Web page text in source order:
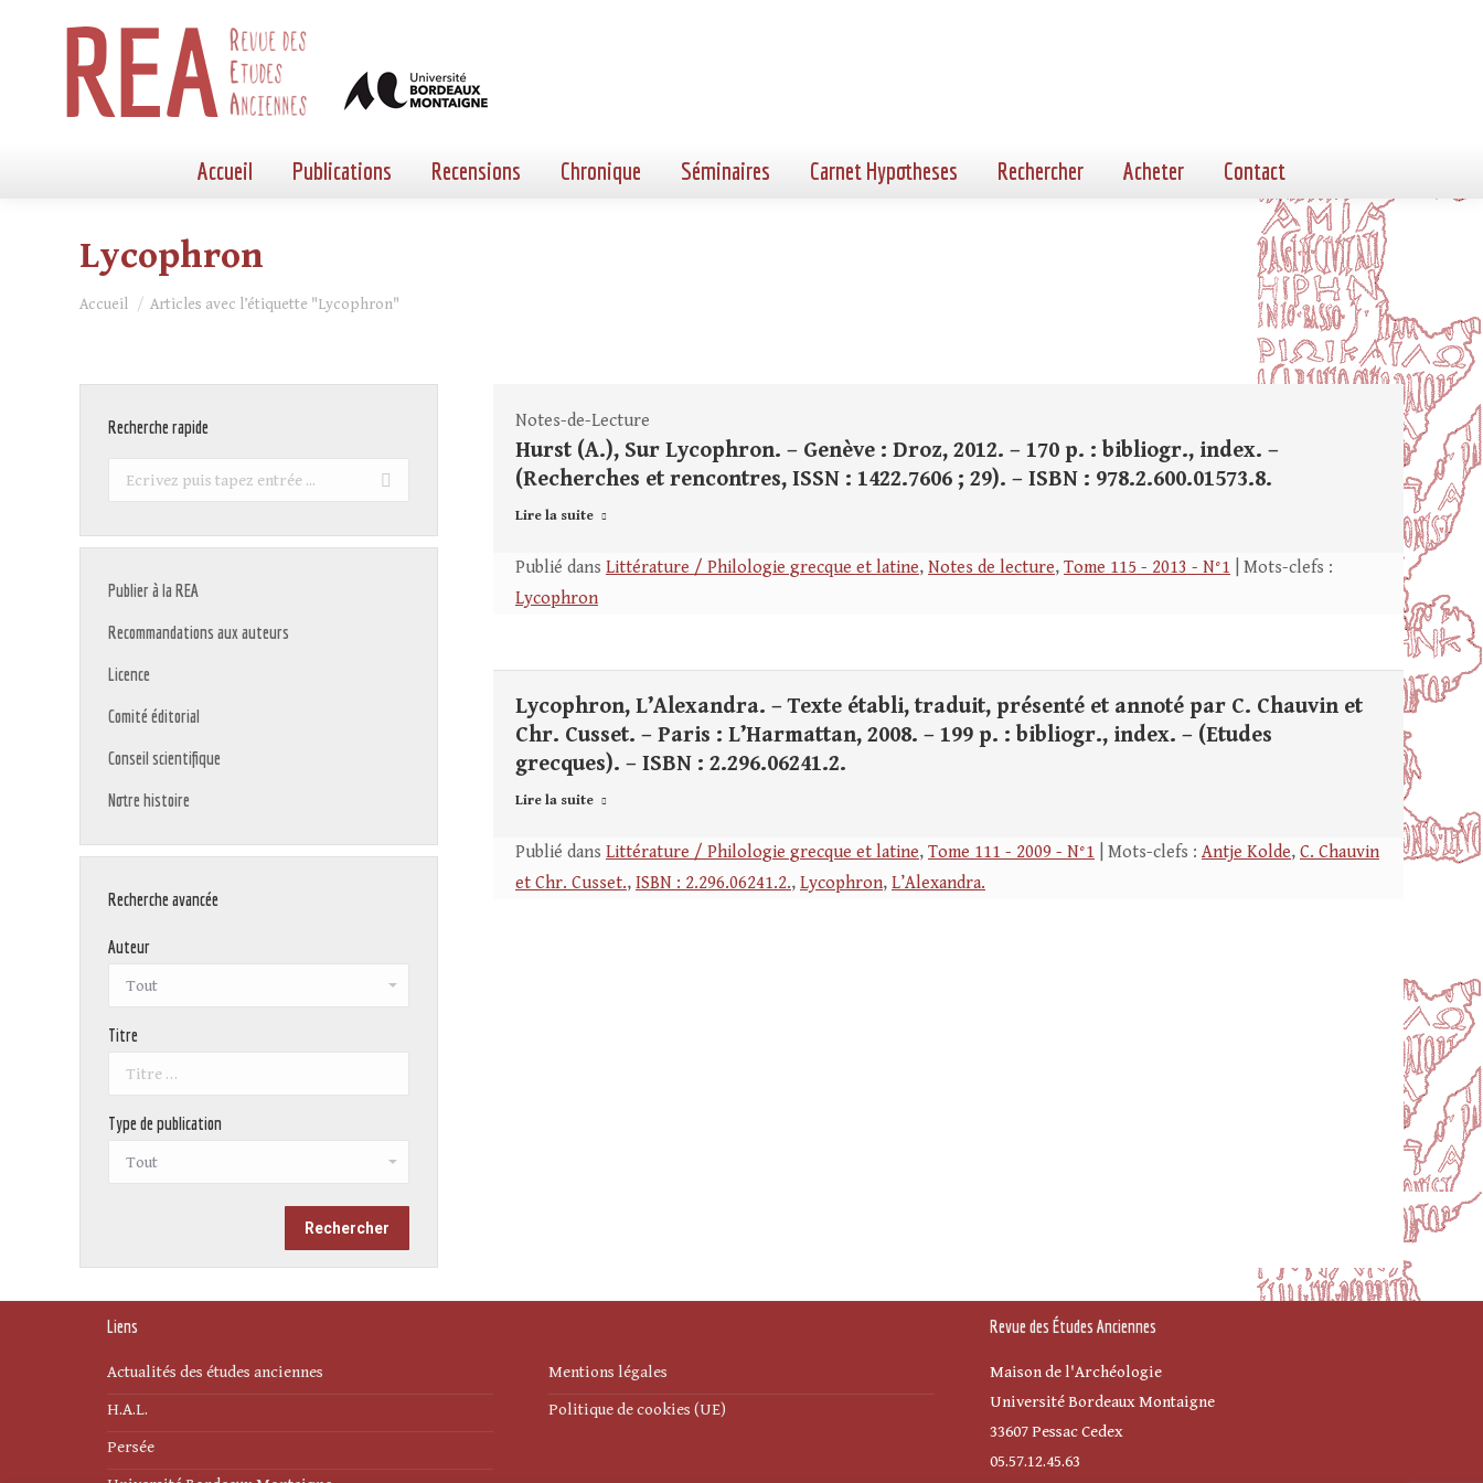
Accueil Publications Recensions Chronique Séminaires Carnet Hypotheses Rechercher Acheter Contact
Lycophron
Vous êtes ici :
Accueil Articles avec l’étiquette "Lycophron"
Notes-de-Lecture
Hurst (A.), Sur Lycophron. – Genève : Droz, 2012. – 170 p. : bibliogr., index. –
(Recherches et rencontres, ISSN : 1422.7606 ; 29). – ISBN : 978.2.600.01573.8.
Lire la suite
Publié dans Littérature / Philologie grecque et latine, Notes de lecture, Tome 115 - 2013 - N°1 | Mots-clefs :
Lycophron
Lycophron, L’Alexandra. – Texte établi, traduit, présenté et annoté par C. Chauvin et
Chr. Cusset. – Paris : L’Harmattan, 2008. – 199 p. : bibliogr., index. – (Etudes
grecques). – ISBN : 2.296.06241.2.
Lire la suite
Publié dans Littérature / Philologie grecque et latine, Tome 111 - 2009 - N°1 | Mots-clefs : Antje Kolde, C. Chauvin
et Chr. Cusset., ISBN : 2.296.06241.2., Lycophron, L’Alexandra.
Recherche rapide
Recherche
Publier à la REA
Recommandations aux auteurs
Licence
Comité éditorial
Conseil scientifique
Notre histoire
Recherche avancée
Auteur
Titre
Type de publication
Liens
Actualités des études anciennes
H.A.L.
Persée
Mentions légales
Politique de cookies (UE)
Revue des Études Anciennes
Maison de l'Archéologie
Université Bordeaux Montaigne
33607 Pessac Cedex
05.57.12.45.63